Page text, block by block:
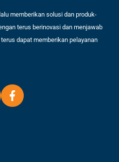
memberikan solusi dan produk-
terus berinovasi dan menjawab
dapat memberikan pelayanan